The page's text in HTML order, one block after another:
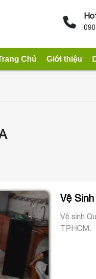
Chủ Giới thiệu
Vệ
Vệ sinh
TPHCM.